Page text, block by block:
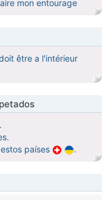
mon entourage
être a l'intérieur
.
países
.